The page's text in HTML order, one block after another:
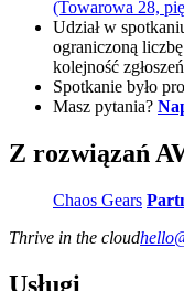
(Towarowa 28,
Udział w
ograniczoną
kolejność
Spotkanie było
Masz pytania?
Z rozwiązań
Chaos Gears
Thrive in the cloudhello
Usługi